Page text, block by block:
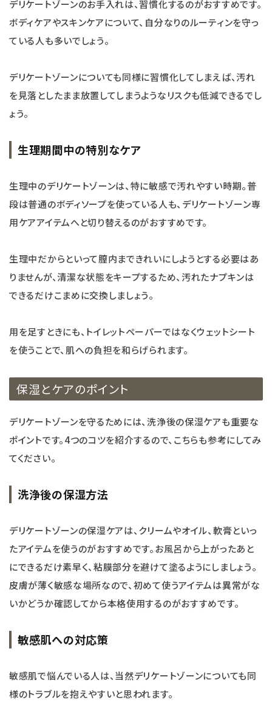
デリケートゾーンのお手入れは、習慣化するのがおすすめです。
ボディケアやスキンケアについて、自分なりのルーティンを守っ
ている人も多いでしょう。
デリケートゾーンについても同様に習慣化してしまえば、汚れ
を見落としたまま放置してしまうようなリスクも低減できるでし
ょう。
生理期間中の特別なケア
生理中のデリケートゾーンは、特に敏感で汚れやすい時期。普
段は普通のボディソープを使っている人も、デリケートゾーン専
用ケアアイテムへと切り替えるのがおすすめです。
生理中だからといって膣内まできれいにしようとする必要はあ
りませんが、清潔な状態をキープするため、汚れたナプキンは
できるだけこまめに交換しましょう。
用を足すときにも、トイレットペーパーではなくウェットシート
を使うことで、肌への負担を和らげられます。
保湿とケアのポイント
デリケートゾーンを守るためには、洗浄後の保湿ケアも重要な
ポイントです。4つのコツを紹介するので、こちらも参考にしてみ
てください。
洗浄後の保湿方法
デリケートゾーンの保湿ケアは、クリームやオイル、軟膏といっ
たアイテムを使うのがおすすめです。お風呂から上がったあと
にできるだけ素早く、粘膜部分を避けて塗るようにしましょう。
皮膚が薄く敏感な場所なので、初めて使うアイテムは異常がな
いかどうか確認してから本格使用するのがおすすめです。
敏感肌への対応策
敏感肌で悩んでいる人は、当然デリケートゾーンについても同
様のトラブルを抱えやすいと思われます。